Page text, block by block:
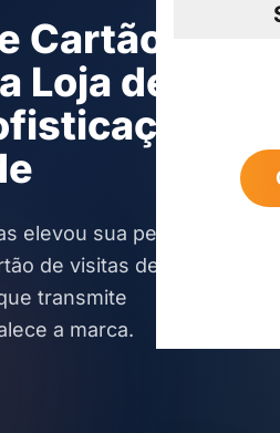
Cartão de
Loja de
e
elevou sua percepção
de visitas de luxo.
transmite
a marca.